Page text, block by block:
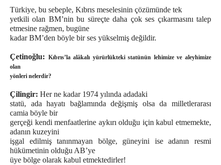
Türkiye, bu sebeple, Kıbrıs meselesinin çözümünde tek
yetkili olan BM’nin bu süreçte daha çok ses çıkarmasını talep
etmesine rağmen, bugüne
kadar BM’den böyle bir ses yükselmiş değildir.
Çetinoğlu: Kıbrıs’la alâkalı yürürlükteki statünün lehimize ve aleyhimize
olan
yönleri nelerdir?
Çilingir: Her ne kadar 1974 yılında adadaki
statü, ada hayatı bağlamında değişmiş olsa da milletlerarası
camia böyle bir
gerçeği kendi menfaatlerine aykırı olduğu için kabul etmemekte,
adanın kuzeyini
işgal edilmiş tanınmayan bölge, güneyini ise adanın resmi
hükümetinin olduğu AB’ye
üye bölge olarak kabul etmektedirler!